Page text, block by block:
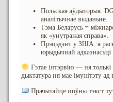
Польская аўдыторыя:
аналітычнае выданьне.
Тэма Беларусь =
як «унутраная справа».
Прэцэдэнт у ЗША: я
юрыдычнай
Гэтае інтэрвію — ня
дыктатура ня мае імунітэту ад
Прачытайце поўны тэкст